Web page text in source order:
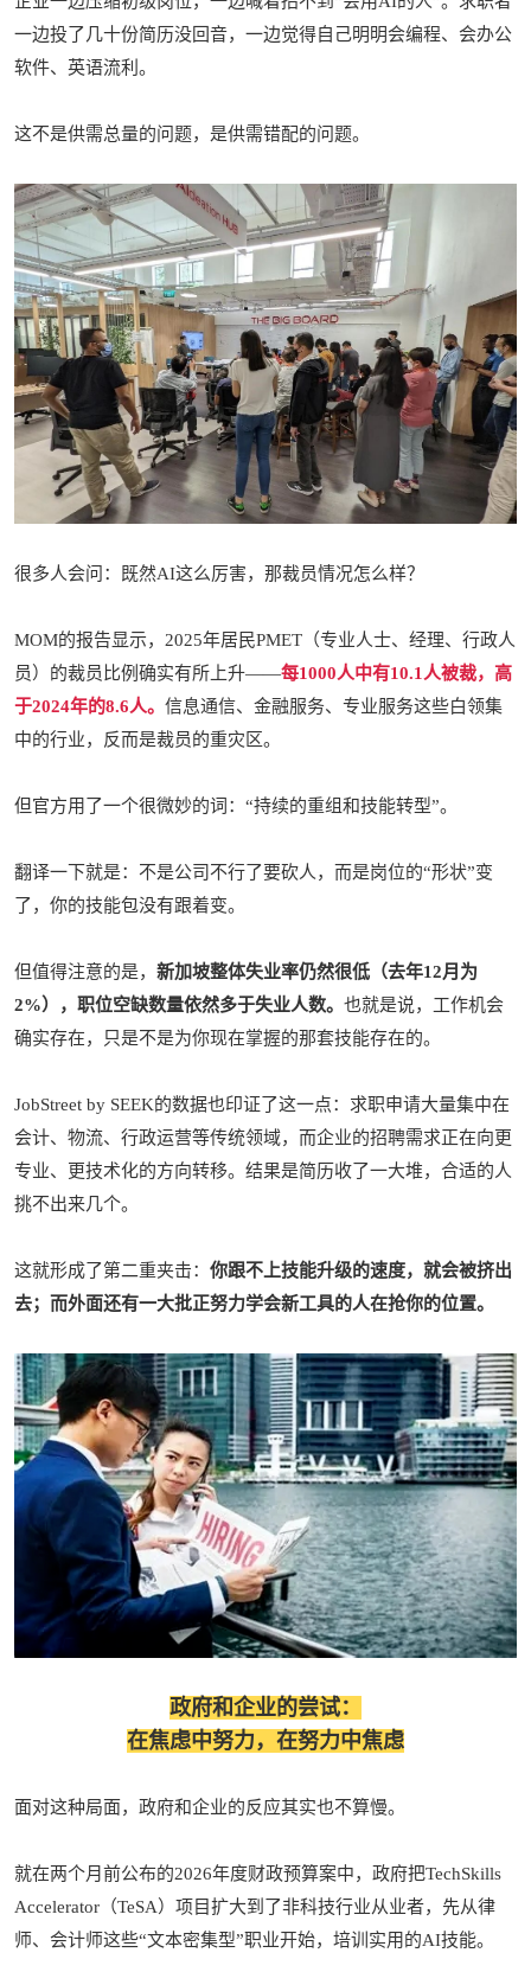
一边投了几十份简历没回音，一边觉得自己明明会编程、会办公
软件、英语流利。
这不是供需总量的问题，是供需错配的问题。
很多人会问：既然AI这么厉害，那裁员情况怎么样？
MOM的报告显示，2025年居民PMET（专业人士、经理、行政人
员）的裁员比例确实有所上升——每1000人中有10.1人被裁，高
于2024年的8.6人。信息通信、金融服务、专业服务这些白领集
中的行业，反而是裁员的重灾区。
但官方用了一个很微妙的词：“持续的重组和技能转型”。
翻译一下就是：不是公司不行了要砍人，而是岗位的“形状”变
了，你的技能包没有跟着变。
但值得注意的是，新加坡整体失业率仍然很低（去年12月为
2%），职位空缺数量依然多于失业人数。也就是说，工作机会
确实存在，只是不是为你现在掌握的那套技能存在的。
JobStreet by SEEK的数据也印证了这一点：求职申请大量集中在
会计、物流、行政运营等传统领域，而企业的招聘需求正在向更
专业、更技术化的方向转移。结果是简历收了一大堆，合适的人
挑不出来几个。
这就形成了第二重夹击：你跟不上技能升级的速度，就会被挤出
去；而外面还有一大批正努力学会新工具的人在抢你的位置。
政府和企业的尝试：
在焦虑中努力，在努力中焦虑
面对这种局面，政府和企业的反应其实也不算慢。
就在两个月前公布的2026年度财政预算案中，政府把TechSkills
Accelerator（TeSA）项目扩大到了非科技行业从业者，先从律
师、会计师这些“文本密集型”职业开始，培训实用的AI技能。